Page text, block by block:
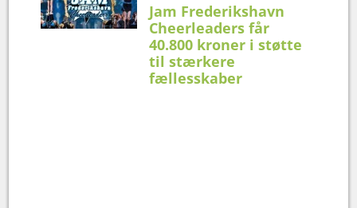
Jam Frederikshavn
Cheerleaders får
40.800 kroner i støtte
til stærkere
fællesskaber